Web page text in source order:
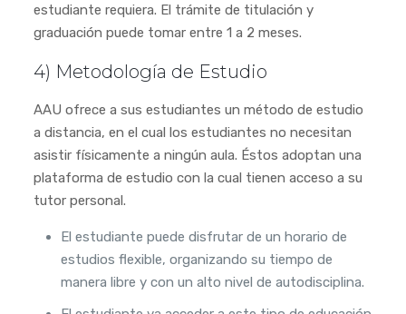
estudiante requiera. El trámite de titulación y
graduación puede tomar entre 1 a 2 meses.
4) Metodología de Estudio
AAU ofrece a sus estudiantes un método de estudio
a distancia, en el cual los estudiantes no necesitan
asistir físicamente a ningún aula. Éstos adoptan una
plataforma de estudio con la cual tienen acceso a su
tutor personal.
El estudiante puede disfrutar de un horario de
estudios flexible, organizando su tiempo de
manera libre y con un alto nivel de autodisciplina.